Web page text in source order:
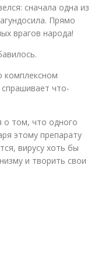
сначала одна из
Прямо
врагов народа!
комплексном
что-
о том, что одного
этому препарату
вирусу хоть бы
и творить свои